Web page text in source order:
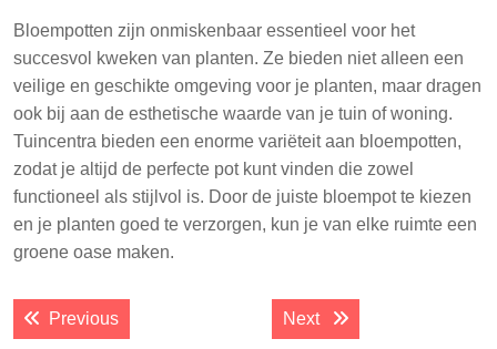
Bloempotten zijn onmiskenbaar essentieel voor het
succesvol kweken van planten. Ze bieden niet alleen een
veilige en geschikte omgeving voor je planten, maar dragen
ook bij aan de esthetische waarde van je tuin of woning.
Tuincentra bieden een enorme variëteit aan bloempotten,
zodat je altijd de perfecte pot kunt vinden die zowel
functioneel als stijlvol is. Door de juiste bloempot te kiezen
en je planten goed te verzorgen, kun je van elke ruimte een
groene oase maken.
Post
navigation
PreviousPrevious post: Next Next post: